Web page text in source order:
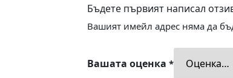
Бъдете първият написал
Вашият имейл адрес няма да
Вашата оценка *